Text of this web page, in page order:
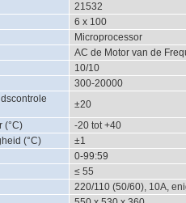
21532
6 x 100
Microprocessor
AC de Motor van de
10/10
300-20000
±20
(°C)
-20 tot +40
(°C)
±1
0-99:59
≤ 55
220/110 (50/60), 10A,